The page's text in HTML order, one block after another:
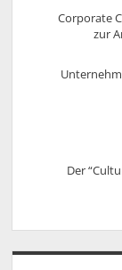
Corporate
zur
Der